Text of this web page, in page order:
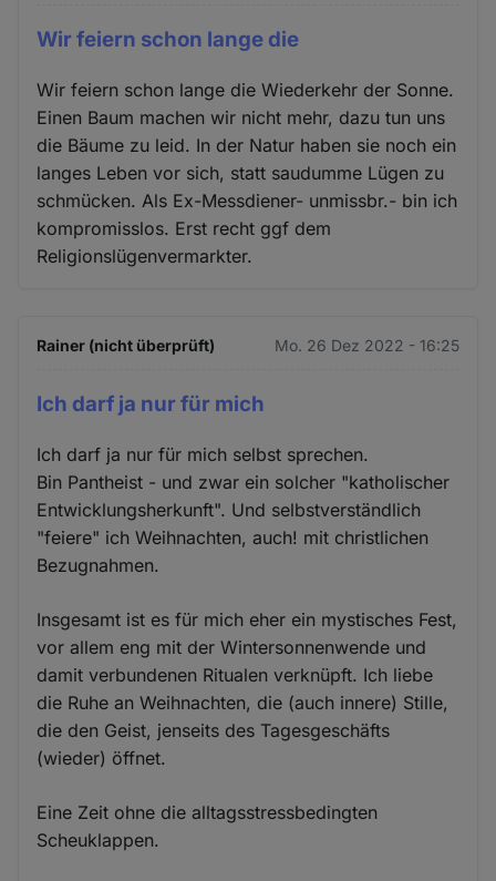
Wir feiern schon lange die
Wir feiern schon lange die Wiederkehr der Sonne.
Einen Baum machen wir nicht mehr, dazu tun uns
die Bäume zu leid. In der Natur haben sie noch ein
langes Leben vor sich, statt saudumme Lügen zu
schmücken. Als Ex-Messdiener- unmissbr.- bin ich
kompromisslos. Erst recht ggf dem
Religionslügenvermarkter.
Rainer (nicht überprüft) Mo. 26 Dez 2022 - 16:25
Ich darf ja nur für mich
Ich darf ja nur für mich selbst sprechen.
Bin Pantheist - und zwar ein solcher "katholischer
Entwicklungsherkunft". Und selbstverständlich
"feiere" ich Weihnachten, auch! mit christlichen
Bezugnahmen.
Insgesamt ist es für mich eher ein mystisches Fest,
vor allem eng mit der Wintersonnenwende und
damit verbundenen Ritualen verknüpft. Ich liebe
die Ruhe an Weihnachten, die (auch innere) Stille,
die den Geist, jenseits des Tagesgeschäfts
(wieder) öffnet.
Eine Zeit ohne die alltagsstressbedingten
Scheuklappen.